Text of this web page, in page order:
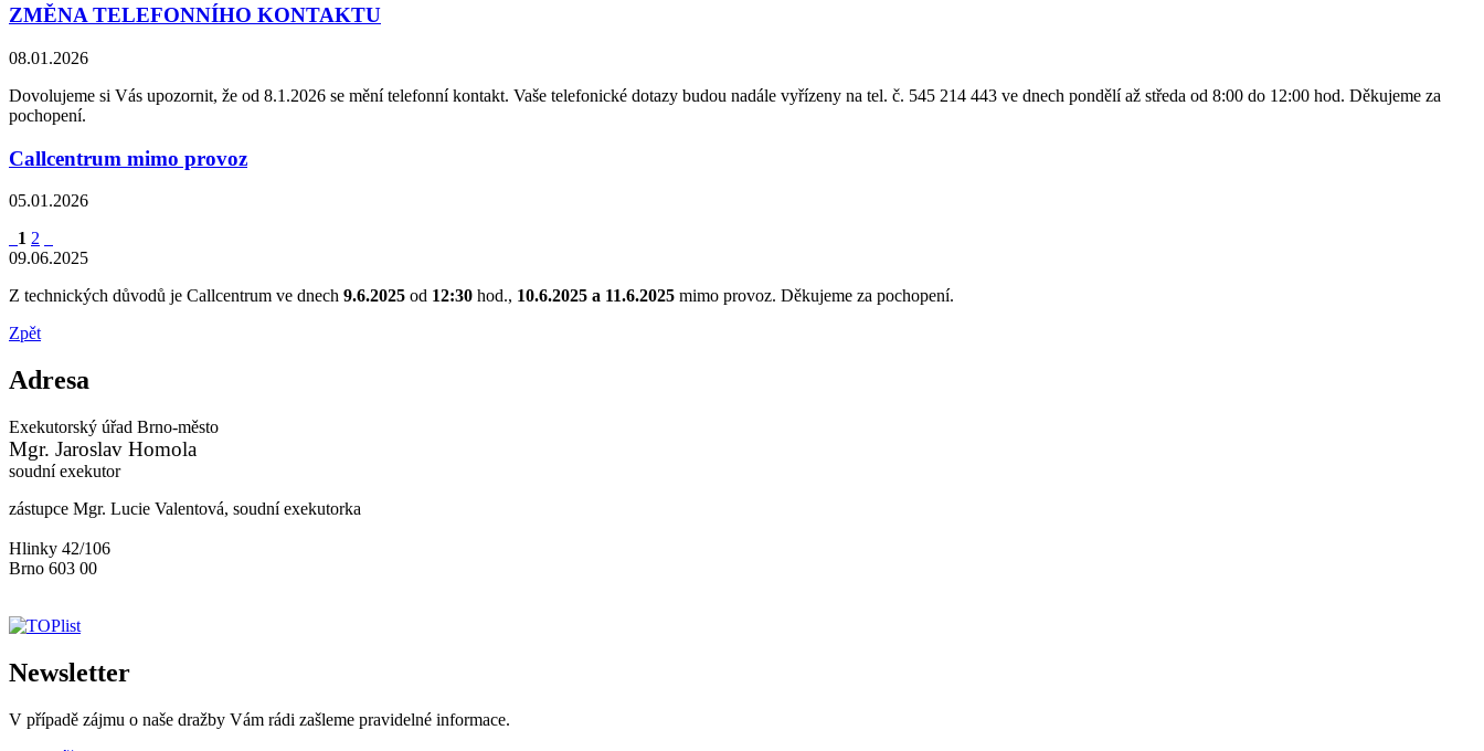
ZMĚNA TELEFONNÍHO KONTAKTU
08.01.2026
Dovolujeme si Vás upozornit, že od 8.1.2026 se mění telefonní kontakt. Vaše telefonické dotazy budou nadále vyřízeny na tel. č. 545 214 443 ve dnech pondělí až středa od 8:00 do 12:00 hod. Děkujeme za
pochopení.
Callcentrum mimo provoz
05.01.2026
1 2
09.06.2025
Z technických důvodů je Callcentrum ve dnech 9.6.2025 od 12:30 hod., 10.6.2025 a 11.6.2025 mimo provoz. Děkujeme za pochopení.
Zpět
Adresa
Exekutorský úřad Brno-město
Mgr. Jaroslav Homola
soudní exekutor
zástupce Mgr. Lucie Valentová, soudní exekutorka
Hlinky 42/106
Brno 603 00
Newsletter
V případě zájmu o naše dražby Vám rádi zašleme pravidelné informace.